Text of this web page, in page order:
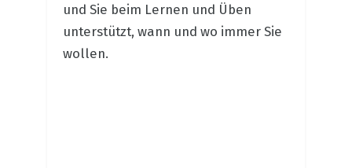
und Sie beim Lernen und Üben
unterstützt, wann und wo immer Sie
wollen.